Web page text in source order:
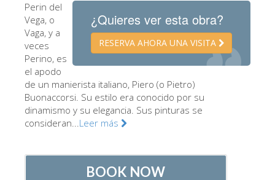
Museo del Bargello
Galería de la Academia
Capillas de los Medici
Museo de San Marcos
¿Quieres ver esta obra?
RESERVA AHORA UNA VISITA
Perin del
Vega, o
Vaga, y a
veces
Perino, es
el apodo
de un manierista italiano, Piero (o Pietro)
Buonaccorsi. Su estilo era conocido por su
dinamismo y su elegancia. Sus pinturas se
consideran...Leer más